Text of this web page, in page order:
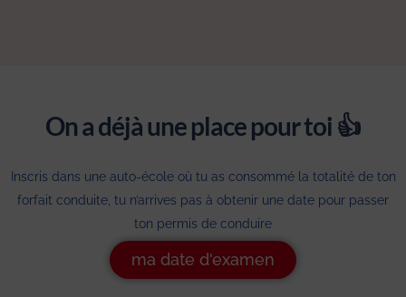
On a déjà une place pour toi 👍
Inscris dans une auto-école où tu as consommé la totalité de ton
forfait conduite, tu n’arrives pas à obtenir une date pour passer
ton permis de conduire
ma date d'examen